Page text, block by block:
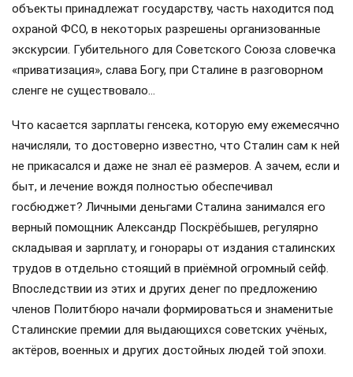
объекты принадлежат государству, часть находится под
охраной ФСО, в некоторых разрешены организованные
экскурсии. Губительного для Советского Союза словечка
«приватизация», слава Богу, при Сталине в разговорном
сленге не существовало…
Что касается зарплаты генсека, которую ему ежемесячно
начисляли, то достоверно известно, что Сталин сам к ней
не прикасался и даже не знал её размеров. А зачем, если и
быт, и лечение вождя полностью обеспечивал
госбюджет? Личными деньгами Сталина занимался его
верный помощник Александр Поскрёбышев, регулярно
складывая и зарплату, и гонорары от издания сталинских
трудов в отдельно стоящий в приёмной огромный сейф.
Впоследствии из этих и других денег по предложению
членов Политбюро начали формироваться и знаменитые
Сталинские премии для выдающихся советских учёных,
актёров, военных и других достойных людей той эпохи.